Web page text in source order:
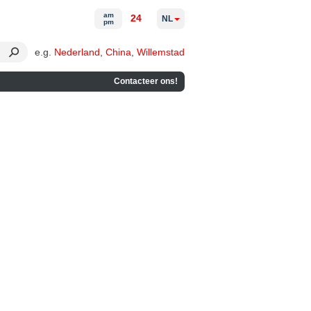
e.g. Nederland China Willemstad
Contacteer ons!
am
pm
24 NL